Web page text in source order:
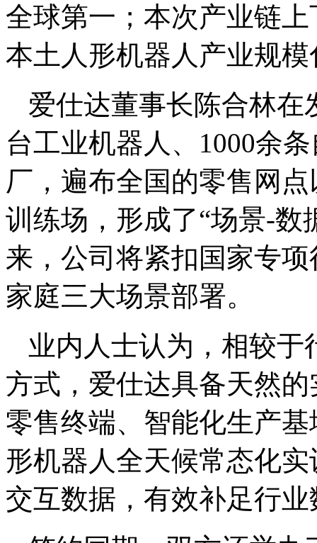
全球第一；本次产业链
本土人形机器人产业规
爱仕达董事长陈合林在
台工业机器人、1000余
厂，遍布全国的零售网
训练场，形成了“场景-数
来，公司将紧扣国家专
家庭三大场景部署。
业内人士认为，相较
方式，爱仕达具备天然
零售终端、智能化生产
形机器人全天候常态化
交互数据，有效补足行